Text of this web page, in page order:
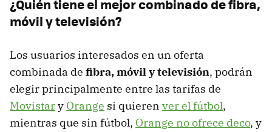
¿Quién tiene el mejor combinado de fibra,
móvil y televisión?
Los usuarios interesados en un oferta
combinada de fibra, móvil y televisión, podrán
elegir principalmente entre las tarifas de
Movistary Orange si quieren ver el fútbol,
mientras que sin fútbol, Orange no ofrece deco, y